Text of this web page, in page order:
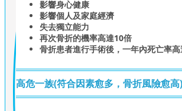
影響身心健康
影響個人及家庭經濟
失去獨立能力
再次骨折的機率高達10倍
骨折患者進行手術後，一年內死亡率
高危一族(符合因素愈多，骨折風險愈高